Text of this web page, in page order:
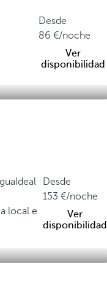
Desde
86
/noche
Ver
disponibilidad
Ideal
local e
Desde
153
/noche
Ver
disponibilidad